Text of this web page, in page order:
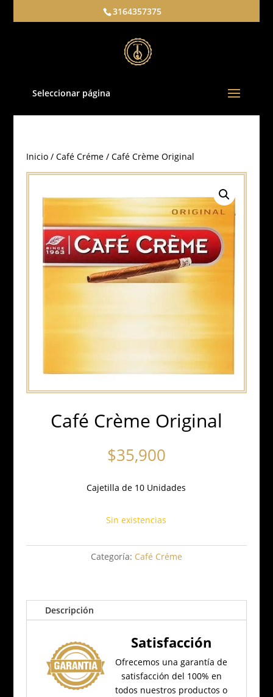
3164357375
Seleccionar página
Inicio/ Café Créme/ Café Crème Original
Café Crème Original
$35,900
Cajetilla de 10 Unidades
Sin existencias
Categoría: Café Créme
Descripción
Satisfacción
Ofrecemos una garantía de
satisfacción del 100% en
todos nuestros productos o